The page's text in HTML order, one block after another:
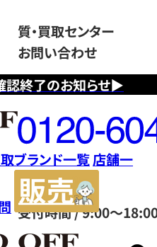
認終了のお知らせ▶
質・買取センター
お問い合わせ
フ
リ
ー
ダ
イ
ヤ
ル
0120604117
受付時間 / 9:00～
ブランド一覧店舗一
サ